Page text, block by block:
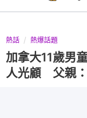
熱話 熱爆話題
加拿大11歲男
人光顧 父親